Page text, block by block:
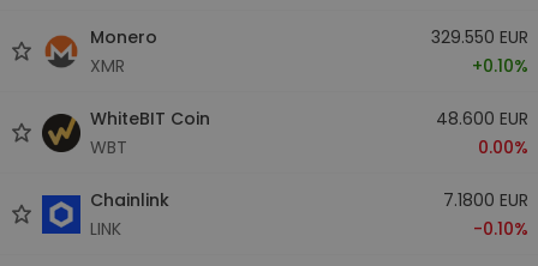
Monero
XMR
329.550 EUR
+0.10%
WhiteBIT Coin
WBT
48.600 EUR
0.00%
Chainlink
LINK
7.1800 EUR
-0.10%